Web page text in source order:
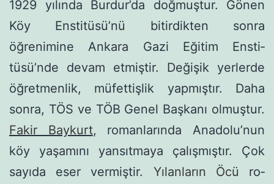
1929 yılında Burdur’da doğmuştur. Gönen
Köy Enstitüsü’nü bitirdikten sonra
öğrenimine Ankara Gazi Eğitim Ensti­
tüsü’nde devam etmiştir. Değişik yerlerde
öğretmenlik, mü­fettişlik yapmıştır. Daha
sonra, TÖS ve TÖB Genel Başkanı olmuştur.
Fakir Baykurt, romanlarında Anadolu’nun
köy yaşamını yansıtmaya çalışmıştır. Çok
sayıda eser vermiştir. Yılanların Öcü ro­